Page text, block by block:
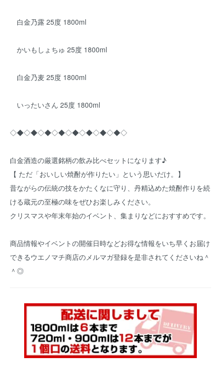
白金乃露 25度 1800ml
かいもしょちゅ 25度 1800ml
白金乃麦 25度 1800ml
いったいさん 25度 1800ml
◇◆◇◆◇◆◇◆◇◆◇◆◇◆◇◆◇
白金酒造の厳選銘柄の飲み比べセットになります♪
【 ただ「おいしい焼酎が作りたい」という思いだけ。】
昔ながらの伝統の技をかたくなに守り、丹精込めた焼酎作りを続
ける蔵元の至極の味をぜひお楽しみください。
クリスマスや年末年始のイベント、集まりなどにおすすめです。
商品情報やイベントの開催日時などお得な情報をいち早くお届け
できるウエノマチ商店のメルマガ登録を是非されてくださいね＾
＾◎